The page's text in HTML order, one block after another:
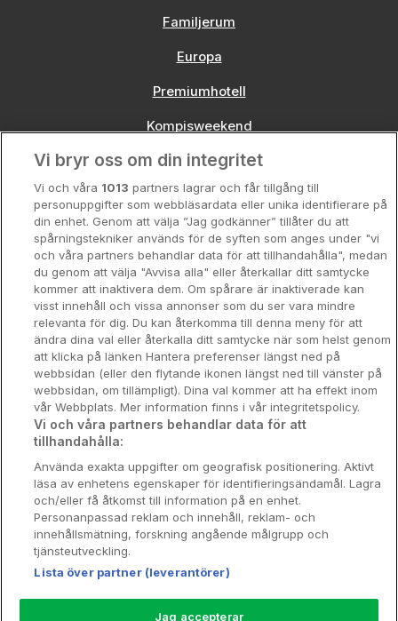
Familjerum
Europa
Premiumhotell
Kompisweekend
Storstadsweekend
Hotellrum under 995 kr
Spahotell
Sydsverige
Om Hotellpremien
Nya hotell
Stadsweekend
Booking Enquiries:
Hotellsupport:scandinavian@digibreaks.com
Hotellpremien.se av en del av Coop
Sverige. Coop Sverige 171 88 Solna,
Telefon: 010-742 00 00, Org.nr: 556710-
Vi bryr oss om din integritet
Vi och våra 1013 partners lagrar och får tillgång till
personuppgifter som webbläsardata eller unika identifierare på
din enhet. Genom att välja ”Jag godkänner” tillåter du att
spårningstekniker används för de syften som anges under "vi
och våra partners behandlar data för att tillhandahålla", medan
du genom att välja "Avvisa alla" eller återkallar ditt samtycke
kommer att inaktivera dem. Om spårare är inaktiverade kan
visst innehåll och vissa annonser som du ser vara mindre
relevanta för dig. Du kan återkomma till denna meny för att
ändra dina val eller återkalla ditt samtycke när som helst genom
att klicka på länken Hantera preferenser längst ned på
webbsidan (eller den flytande ikonen längst ned till vänster på
webbsidan, om tillämpligt). Dina val kommer att ha effekt inom
vår Webbplats. Mer information finns i vår integritetspolicy.
Vi och våra partners behandlar data för att
tillhandahålla:
Använda exakta uppgifter om geografisk positionering. Aktivt
läsa av enhetens egenskaper för identifieringsändamål. Lagra
och/eller få åtkomst till information på en enhet.
Personanpassad reklam och innehåll, reklam- och
innehållsmätning, forskning angående målgrupp och
tjänsteutveckling.
Lista över partner (leverantörer)
Jag accepterar